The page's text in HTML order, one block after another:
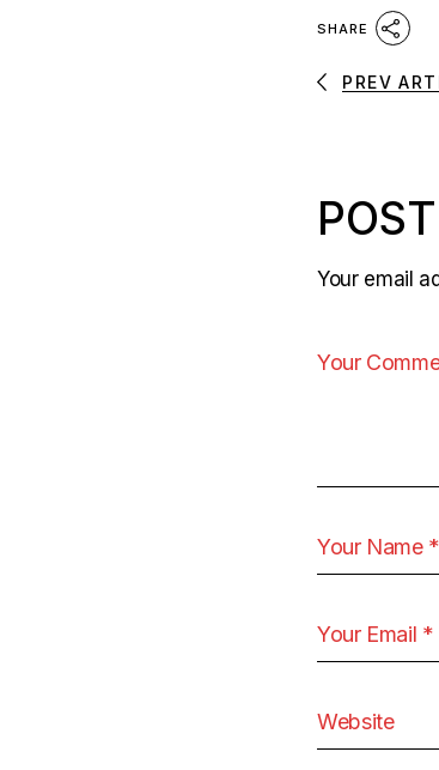
SHARE
PREV
Your email